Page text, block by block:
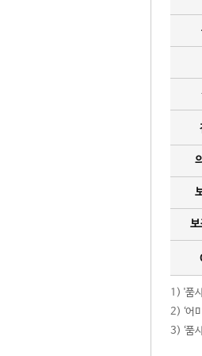
보
1) '품
2) ‘어
3) ‘품